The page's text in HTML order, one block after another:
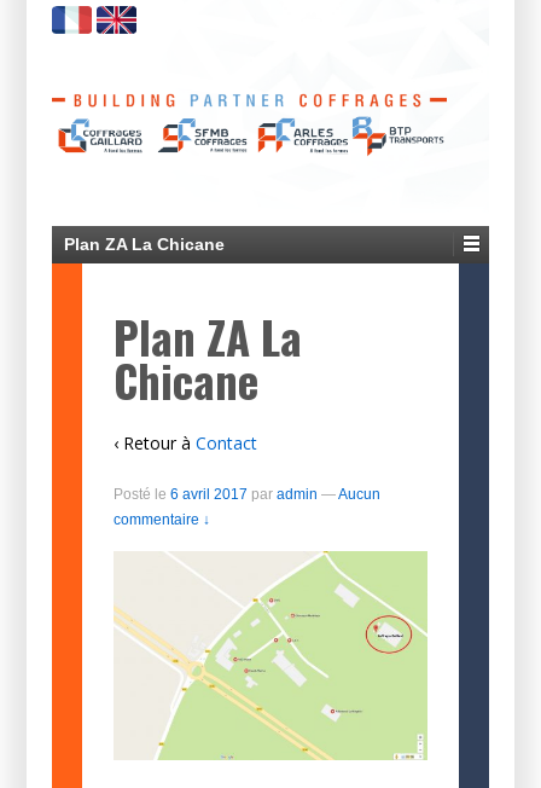
Plan ZA La Chicane
Plan ZA La
Chicane
‹ Retour à Contact
Posté le 6 avril 2017 par admin —Aucun
commentaire ↓